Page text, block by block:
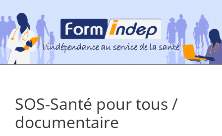
au
contenu
SOS-Santé pour tous /
documentaire